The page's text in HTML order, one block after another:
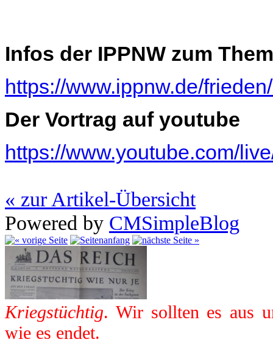
Infos der IPPNW zum
https://www.ippnw.de/
Der Vortrag auf youtube
https://www.youtube.com/
« zur Artikel-Übersicht
Powered by CMSimpleBlog
Kriegstüchtig. Wir sollten es aus
wie es endet.